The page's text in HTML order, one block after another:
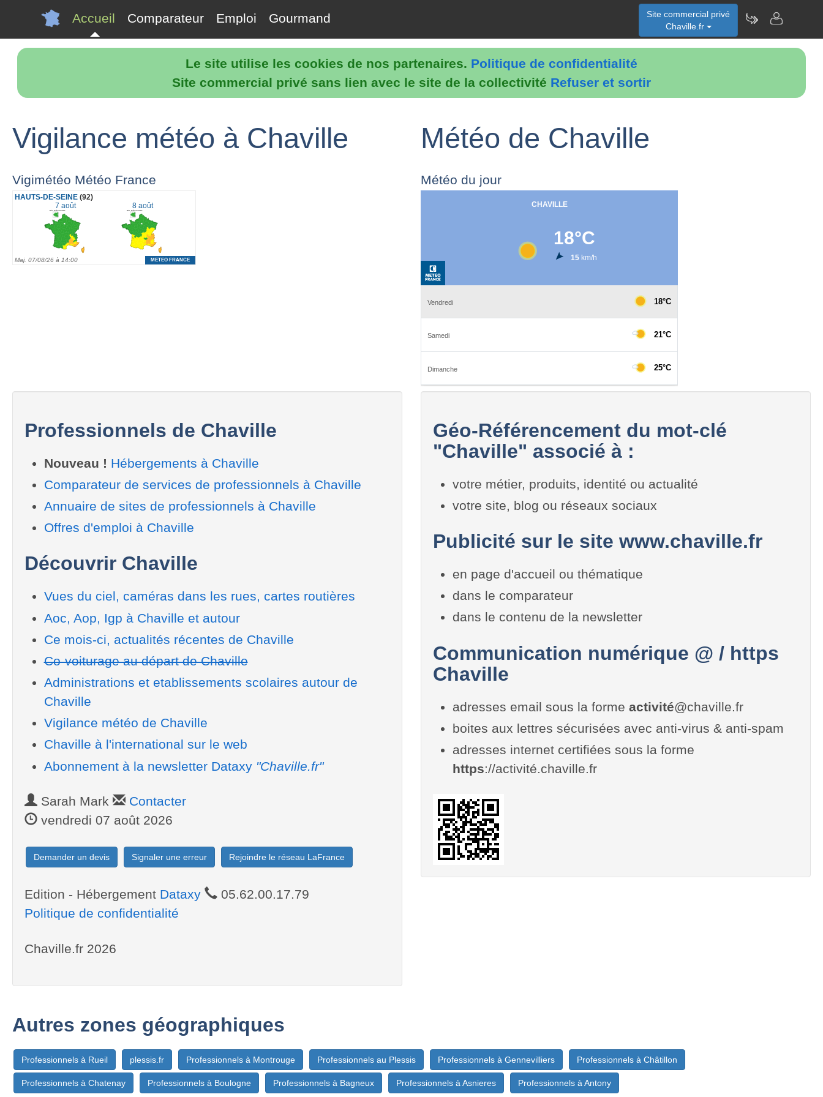
Le site utilise les cookies de nos partenaires. Politique de confidentialité
Site commercial privé sans lien avec le site de la collectivité Refuser et sortir
Accueil Comparateur Emploi Gourmand
Site commercial privé
Chaville.fr
Vigilance météo à Chaville
Vigimétéo Météo France
Météo de Chaville
Météo du jour
Professionnels de Chaville
Nouveau ! Hébergements à Chaville
Comparateur de services de professionnels à Chaville
Annuaire de sites de professionnels à Chaville
Offres d'emploi à Chaville
Découvrir Chaville
Vues du ciel, caméras dans les rues, cartes routières
Aoc, Aop, Igp à Chaville et autour
Ce mois-ci, actualités récentes de Chaville
Co-voiturage au départ de Chaville
Administrations et etablissements scolaires autour de
Chaville
Vigilance météo de Chaville
Chaville à l'international sur le web
Abonnement à la newsletter Dataxy "Chaville.fr"
Sarah Mark
Contacter
vendredi 07 août 2026
Demander un devis Signaler une erreur Rejoindre le réseau LaFrance
Edition - Hébergement Dataxy
05.62.00.17.79
Politique de confidentialité
Chaville.fr 2026
Géo-Référencement du mot-clé
"Chaville" associé à :
votre métier, produits, identité ou actualité
votre site, blog ou réseaux sociaux
Publicité sur le site www.chaville.fr
en page d'accueil ou thématique
dans le comparateur
dans le contenu de la newsletter
Communication numérique @ / https
Chaville
adresses email sous la forme activité@chaville.fr
boites aux lettres sécurisées avec anti-virus & anti-spam
adresses internet certifiées sous la forme
https://activité.chaville.fr
Autres zones géographiques
Professionnels à Rueil plessis.fr Professionnels à Montrouge Professionnels au Plessis Professionnels à Gennevilliers Professionnels à Châtillon
Professionnels à Chatenay Professionnels à Boulogne Professionnels à Bagneux Professionnels à Asnieres Professionnels à Antony